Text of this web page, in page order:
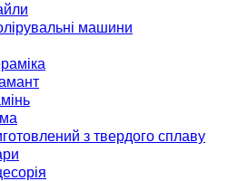
машини
з твердого сплаву